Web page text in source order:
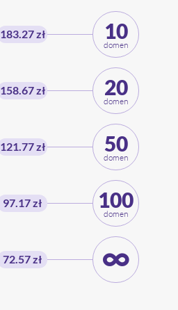
183.27 zł 10
domen
158.67 zł 20
domen
121.77 zł 50
domen
97.17 zł 100
domen
72.57 zł